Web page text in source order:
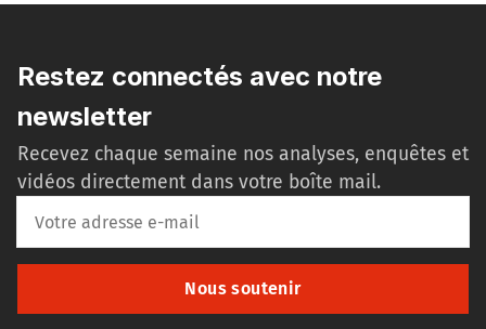
Restez connectés avec notre
newsletter
Recevez chaque semaine nos analyses, enquêtes et
vidéos directement dans votre boîte mail.
Nous soutenir